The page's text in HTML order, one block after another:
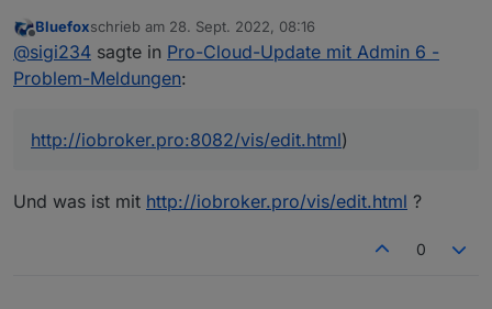
Hallo Ingo, läuft.
Anzeige Admin Version oben links nicht Richtig.
Offline
Bluefoxschrieb am 28. Sept. 2022, 08:16
zuletzt editiert von
@sigi234 sagte in Pro-Cloud-Update mit Admin 6 -
Problem-Meldungen:
http://iobroker.pro:8082/vis/edit.html)
Und was ist mit http://iobroker.pro/vis/edit.html ?
0